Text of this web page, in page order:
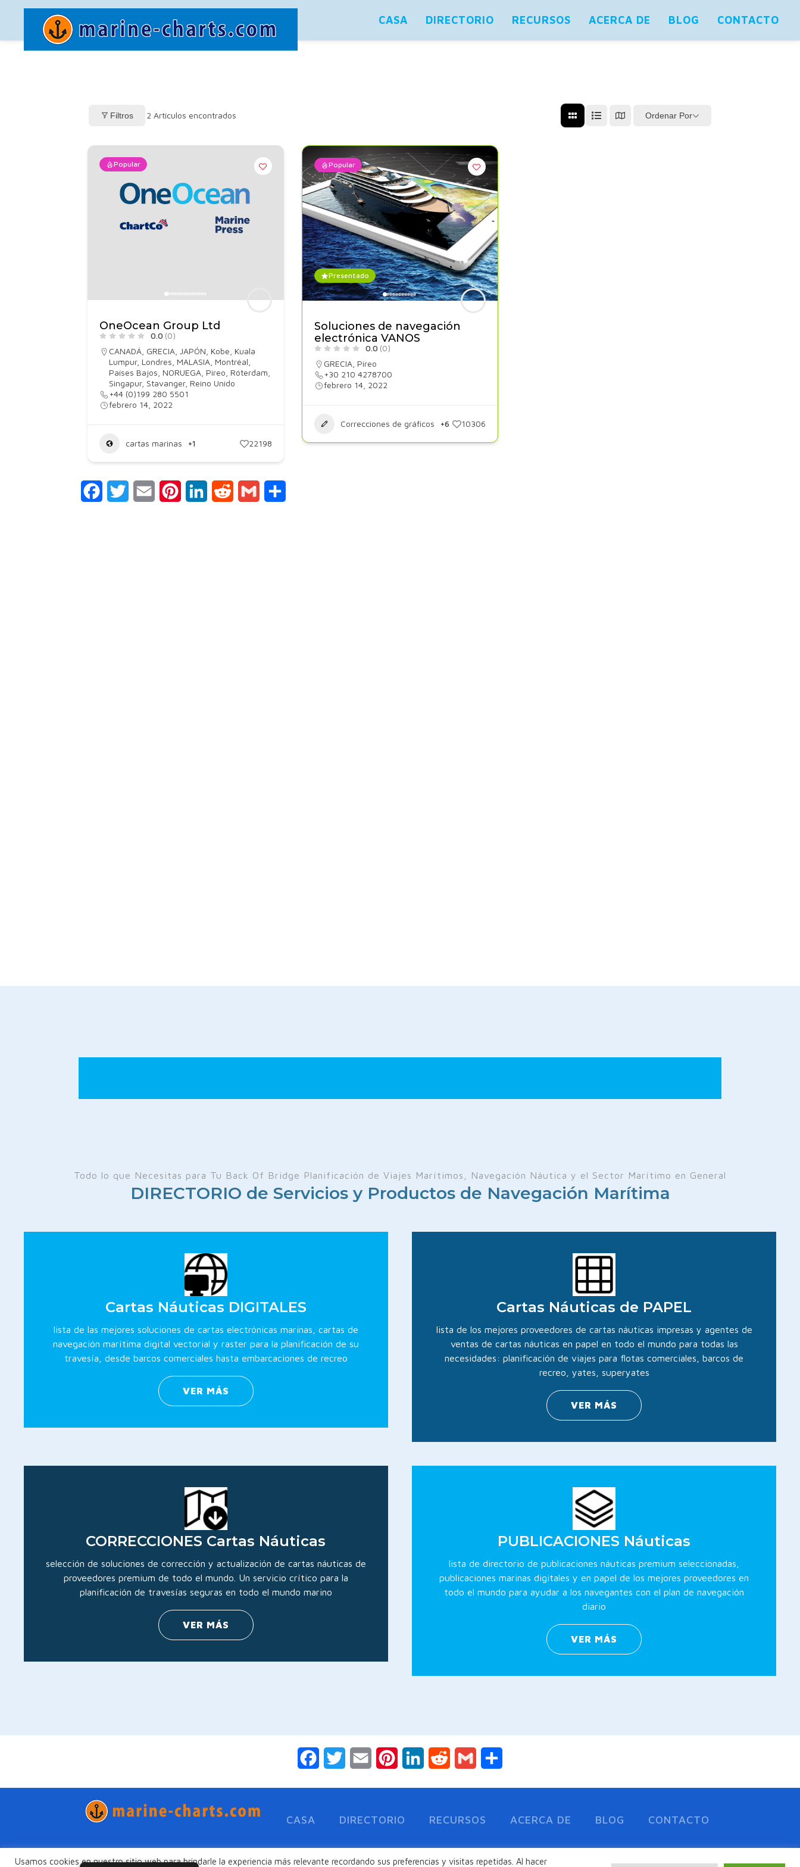
CASA DIRECTORIO RECURSOS ACERCA DE BLOG CONTACTO
Filtros 2 Artículos encontrados Ordenar Por
Popular
OneOcean Group Ltd
0.0 (0)
CANADÁ GRECIA JAPÓN Kobe Kuala
Lumpur, Londres MALASIA Montréal
Países Bajos NORUEGA Pireo Róterdam
Singapur, Stavanger, Reino Unido
+44 (0)199 280 5501
febrero 14, 2022
cartas marinas +1 22198
Popular
Presentado
Soluciones de navegación
electrónica VANOS
0.0 (0)
GRECIA Pireo
+30 210 4278700
febrero 14, 2022
Correcciones de gráficos +6 10306
FacebookTwitter Email PinterestLinkedIn Reddit Gmail
Todo lo que Necesitas para Tu Back Of Bridge Planificación de Viajes Marítimos, Navegación Náutica y el Sector Marítimo en General
DIRECTORIO de Servicios y Productos de Navegación Marítima
Cartas Náuticas DIGITALES
lista de las mejores soluciones de cartas electrónicas marinas, cartas de
navegación marítima digital vectorial y raster para la planificación de su
travesía, desde barcos comerciales hasta embarcaciones de recreo
VER MÁS
Cartas Náuticas de PAPEL
lista de los mejores proveedores de cartas náuticas impresas y agentes de
ventas de cartas náuticas en papel en todo el mundo para todas las
necesidades: planificación de viajes para flotas comerciales, barcos de
recreo, yates, superyates
VER MÁS
CORRECCIONES Cartas Náuticas
selección de soluciones de corrección y actualización de cartas náuticas de
proveedores premium de todo el mundo. Un servicio crítico para la
planificación de travesías seguras en todo el mundo marino
VER MÁS
PUBLICACIONES Náuticas
lista de directorio de publicaciones náuticas premium seleccionadas,
publicaciones marinas digitales y en papel de los mejores proveedores en
todo el mundo para ayudar a los navegantes con el plan de navegación
diario
VER MÁS
FacebookTwitter Email PinterestLinkedIn Reddit Gmail
CASA DIRECTORIO RECURSOS ACERCA DE BLOG CONTACTO
Política de privacidad Diseñado por Marketing365.com
Usamos cookies en nuestro sitio web para brindarle la experiencia más relevante recordando sus preferencias y visitas repetidas. Al hacer